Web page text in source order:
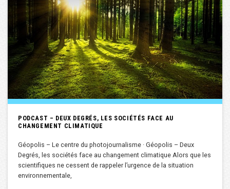
PODCAST – DEUX DEGRÉS, LES SOCIÉTÉS FACE AU
CHANGEMENT CLIMATIQUE
Géopolis – Le centre du photojournalisme · Géopolis – Deux
Degrés, les sociétés face au changement climatique Alors que les
scientifiques ne cessent de rappeler l’urgence de la situation
environnementale,